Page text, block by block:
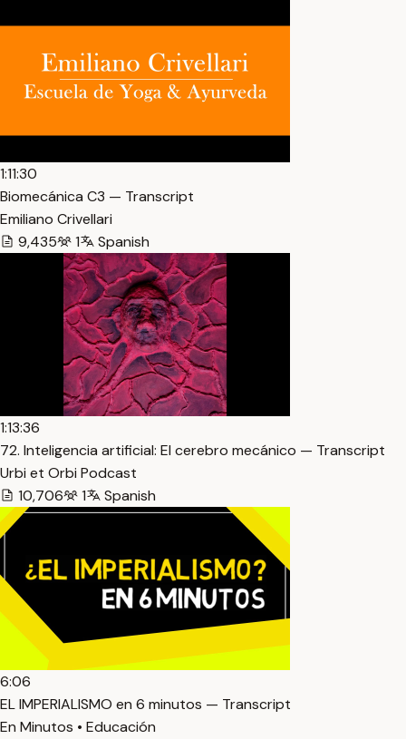
1:11:30
Biomecánica C3 — Transcript
Emiliano Crivellari
9,435
1 Spanish
1:13:36
72. Inteligencia artificial: El cerebro mecánico — Transcript
Urbi et Orbi Podcast
10,706
1 Spanish
6:06
EL IMPERIALISMO en 6 minutos — Transcript
En Minutos • Educación